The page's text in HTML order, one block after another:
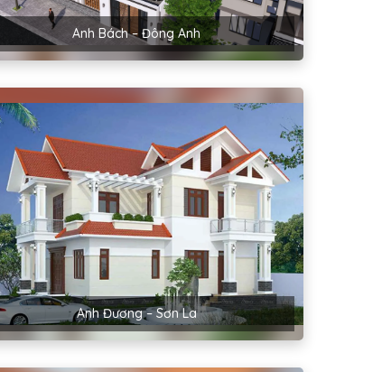
Anh Bách – Đông Anh
Anh Đương – Sơn La